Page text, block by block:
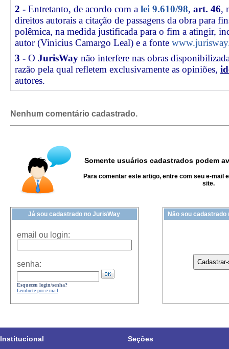
2 - Entretanto, de acordo com a lei 9.610/98, art. 46,
direitos autorais a citação de passagens da obra para
polêmica, na medida justificada para o fim a atingir,
autor (Vinicius Camargo Leal) e a fonte
3 - O JurisWay não interfere nas obras
razão pela qual refletem exclusivamente as opiniões,
autores.
Nenhum comentário cadastrado.
Somente usuários cadastrados podem
Para comentar este artigo, entre com seu e-mail
site.
Já sou cadastrado no JurisWay
email ou login:
senha:
Esqueceu login/senha?
Lembrete por e-mail
Não sou cadastrado
Institucional Seções